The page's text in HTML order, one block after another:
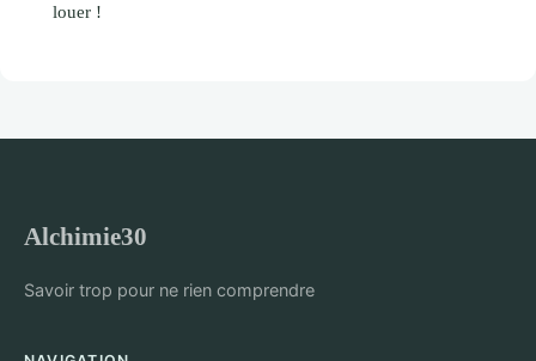
louer !
Alchimie30
Savoir trop pour ne rien comprendre